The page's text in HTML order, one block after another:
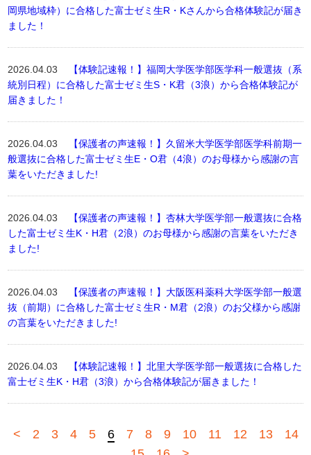
岡県地域枠）に合格した富士ゼミ生R・Kさんから合格体験記が届き
ました！
2026.04.03
【体験記速報！】福岡大学医学部医学科一般選抜（系
統別日程）に合格した富士ゼミ生S・K君（3浪）から合格体験記が
届きました！
2026.04.03
【保護者の声速報！】久留米大学医学部医学科前期一
般選抜に合格した富士ゼミ生E・O君（4浪）のお母様から感謝の言
葉をいただきました!
2026.04.03
【保護者の声速報！】杏林大学医学部一般選抜に合格
した富士ゼミ生K・H君（2浪）のお母様から感謝の言葉をいただき
ました!
2026.04.03
【保護者の声速報！】大阪医科薬科大学医学部一般選
抜（前期）に合格した富士ゼミ生R・M君（2浪）のお父様から感謝
の言葉をいただきました!
2026.04.03
【体験記速報！】北里大学医学部一般選抜に合格した
富士ゼミ生K・H君（3浪）から合格体験記が届きました！
< 2 3 4 5 6 7 8 9 10 11 12 13
14